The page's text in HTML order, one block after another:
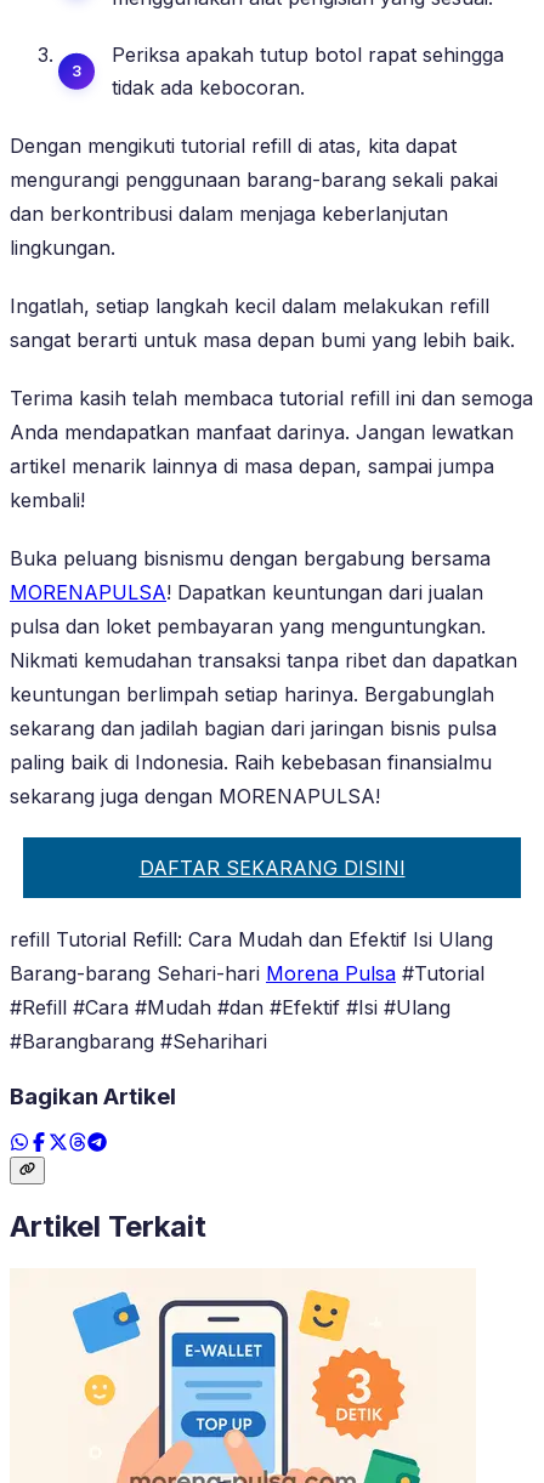
Periksa apakah tutup botol rapat sehingga
tidak ada kebocoran.
Dengan mengikuti tutorial refill di atas, kita dapat
mengurangi penggunaan barang-barang sekali pakai
dan berkontribusi dalam menjaga keberlanjutan
lingkungan.
Ingatlah, setiap langkah kecil dalam melakukan refill
sangat berarti untuk masa depan bumi yang lebih baik.
Terima kasih telah membaca tutorial refill ini dan semoga
Anda mendapatkan manfaat darinya. Jangan lewatkan
artikel menarik lainnya di masa depan, sampai jumpa
kembali!
Buka peluang bisnismu dengan bergabung bersama
MORENAPULSA! Dapatkan keuntungan dari jualan
pulsa dan loket pembayaran yang menguntungkan.
Nikmati kemudahan transaksi tanpa ribet dan dapatkan
keuntungan berlimpah setiap harinya. Bergabunglah
sekarang dan jadilah bagian dari jaringan bisnis pulsa
paling baik di Indonesia. Raih kebebasan finansialmu
sekarang juga dengan MORENAPULSA!
DAFTAR SEKARANG DISINI
refill Tutorial Refill: Cara Mudah dan Efektif Isi Ulang
Barang-barang Sehari-hari Morena Pulsa #Tutorial
#Refill #Cara #Mudah #dan #Efektif #Isi #Ulang
#Barangbarang #Seharihari
Bagikan Artikel
Artikel Terkait